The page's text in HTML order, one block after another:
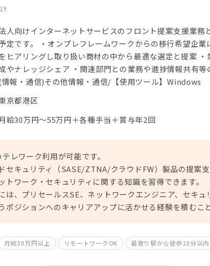
人向けインターネットサービスのフロント提案支援業務
定です。 ・オンプレフレームワークからの移行希望企
ヒアリングし取り扱い商材の中から最適な選定と提案
やナレッジシェア ・関連部門との業務や進捗情報共有等
報・通信)その他情報・通信/【使用ツール】Windows
京都港区
月給30万円～55万円＋各種手当＋賞与年2回
レワーク利用が可能です。
セキュリティ（SASE/ZTNA/クラウドFW）製品の提案
トワーク・セキュリティに関する知識を習得できます。
は、プリセールスSE、ネットワークエンジニア、セキ
ポジションへのキャリアアップに活かせる経験を積むこ
月給30万円以上 リモートワークOK 最寄り駅から徒歩10分以内